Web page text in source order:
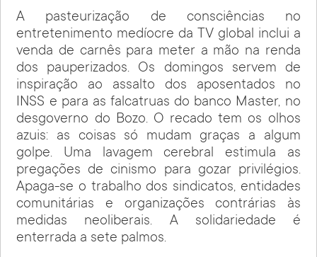
A pasteurização de consciências no
entretenimento medíocre da TV global inclui a
venda de carnês para meter a mão na renda
dos pauperizados. Os domingos servem de
inspiração ao assalto dos aposentados no
INSS e para as falcatruas do banco Master, no
desgoverno do Bozo. O recado tem os olhos
azuis: as coisas só mudam graças a algum
golpe. Uma lavagem cerebral estimula as
pregações de cinismo para gozar privilégios.
Apaga-se o trabalho dos sindicatos, entidades
comunitárias e organizações contrárias às
medidas neoliberais. A solidariedade é
enterrada a sete palmos.